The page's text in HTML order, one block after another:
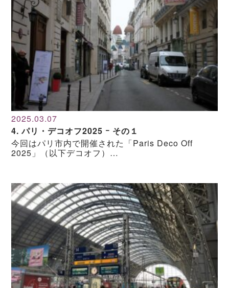
2025.03.07
4. パリ・デコオフ2025 ｰ その１
今回はパリ市内で開催された「Paris Deco Off
2025」（以下デコオフ）…